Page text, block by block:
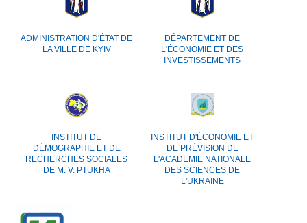
ADMINISTRATION D'ÉTAT DE
LA VILLE DE KYIV
DÉPARTEMENT DE
L'ÉCONOMIE ET DES
INVESTISSEMENTS
INSTITUT DE
DÉMOGRAPHIE ET DE
RECHERCHES SOCIALES
DE M. V. PTUKHA
INSTITUT D'ÉCONOMIE ET
DE PRÉVISION DE
L'ACADEMIE NATIONALE
DES SCIENCES DE
L'UKRAINE